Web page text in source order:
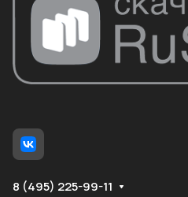
8 (495) 225-99-11